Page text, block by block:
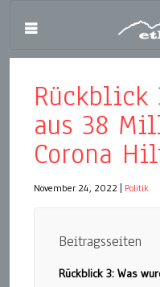
Rückblick
aus 38
Corona
November 24, 2022 Politik
Beitragsseiten
Rückblick 3: Was